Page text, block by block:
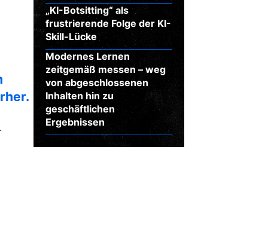
„KI-Botsitting“ als
frustrierende Folge der KI-
Skill-Lücke
Modernes Lernen
zeitgemäß messen – weg
von abgeschlossenen
Inhalten hin zu
geschäftlichen
Ergebnissen